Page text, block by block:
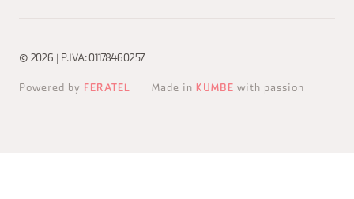
© 2026 | P.IVA: 01178460257
Powered by FERATEL Made in KUMBE with passion